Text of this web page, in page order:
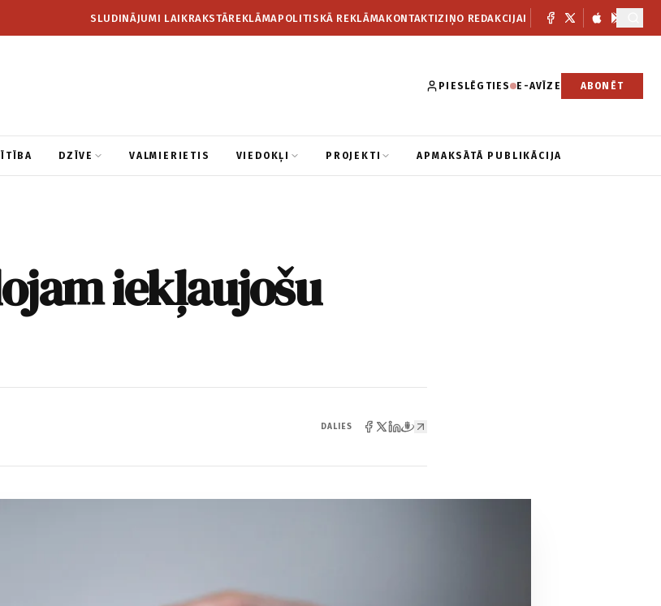
SLUDINĀJUMI LAIKRAKSTĀREKLĀMAPOLITISKĀ REKLĀMAKONTAKTIZIŅO REDAKCIJAI
PIESLĒGTIES E-AVĪZE ABONĒT
DZĪVE VALMIERIETIS VIEDOKĻI PROJEKTI APMAKSĀTĀ PUBLIKĀCIJA
iekļaujošu
DALIES